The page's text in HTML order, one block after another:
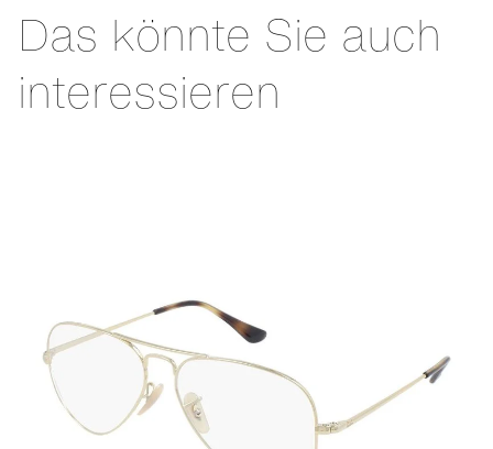
Das könnte Sie auch
interessieren